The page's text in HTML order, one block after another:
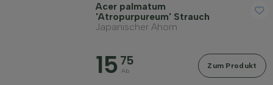
Widerstandsfähigkeit
Acer palmatum
'Atropurpureum' Strauch
Japanischer Ahorn
15 75
Ab
Zum Produkt